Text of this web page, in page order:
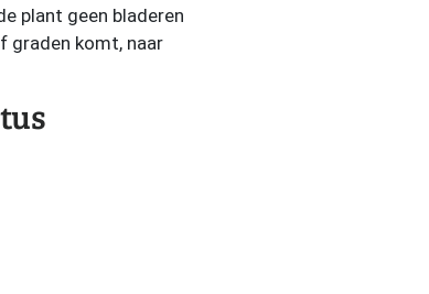
plant geen bladeren
graden komt, naar